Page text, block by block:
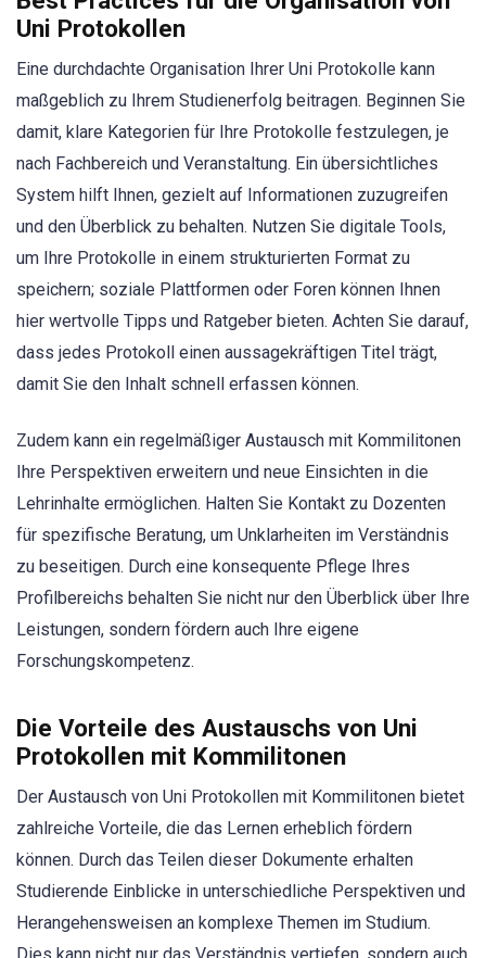
Uni Protokollen
Eine durchdachte Organisation Ihrer Uni Protokolle kann
maßgeblich zu Ihrem Studienerfolg beitragen. Beginnen Sie
damit, klare Kategorien für Ihre Protokolle festzulegen, je
nach Fachbereich und Veranstaltung. Ein übersichtliches
System hilft Ihnen, gezielt auf Informationen zuzugreifen
und den Überblick zu behalten. Nutzen Sie digitale Tools,
um Ihre Protokolle in einem strukturierten Format zu
speichern; soziale Plattformen oder Foren können Ihnen
hier wertvolle Tipps und Ratgeber bieten. Achten Sie darauf,
dass jedes Protokoll einen aussagekräftigen Titel trägt,
damit Sie den Inhalt schnell erfassen können.
Zudem kann ein regelmäßiger Austausch mit Kommilitonen
Ihre Perspektiven erweitern und neue Einsichten in die
Lehrinhalte ermöglichen. Halten Sie Kontakt zu Dozenten
für spezifische Beratung, um Unklarheiten im Verständnis
zu beseitigen. Durch eine konsequente Pflege Ihres
Profilbereichs behalten Sie nicht nur den Überblick über Ihre
Leistungen, sondern fördern auch Ihre eigene
Forschungskompetenz.
Die Vorteile des Austauschs von Uni
Protokollen mit Kommilitonen
Der Austausch von Uni Protokollen mit Kommilitonen bietet
zahlreiche Vorteile, die das Lernen erheblich fördern
können. Durch das Teilen dieser Dokumente erhalten
Studierende Einblicke in unterschiedliche Perspektiven und
Herangehensweisen an komplexe Themen im Studium.
Dies kann nicht nur das Verständnis vertiefen, sondern auch